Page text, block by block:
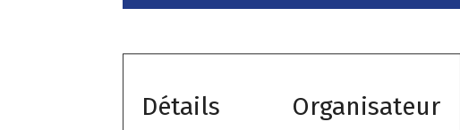
Détails Organisateur